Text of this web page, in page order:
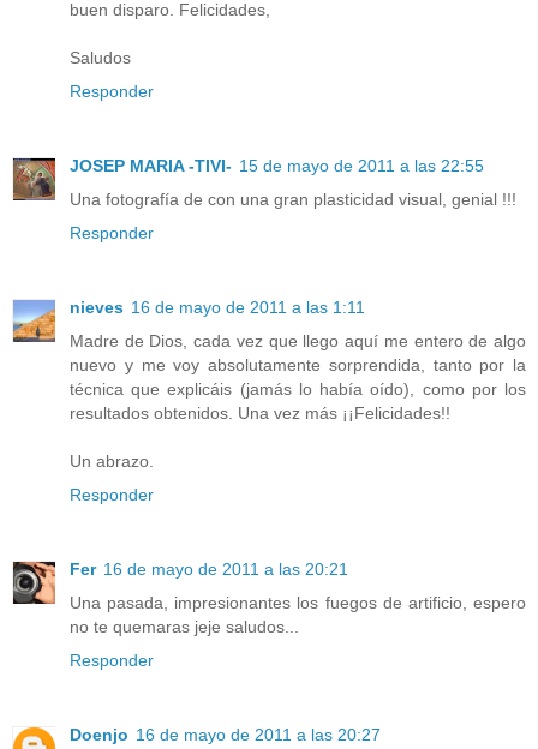
buen disparo. Felicidades,
Saludos
Responder
JOSEP MARIA -TIVI- 15 de mayo de 2011 a las 22:55
Una fotografía de con una gran plasticidad visual, genial !!!
Responder
nieves 16 de mayo de 2011 a las 1:11
Madre de Dios, cada vez que llego aquí me entero de algo
nuevo y me voy absolutamente sorprendida, tanto por la
técnica que explicáis (jamás lo había oído), como por los
resultados obtenidos. Una vez más ¡¡Felicidades!!
Un abrazo.
Responder
Fer 16 de mayo de 2011 a las 20:21
Una pasada, impresionantes los fuegos de artificio, espero
no te quemaras jeje saludos...
Responder
Doenjo 16 de mayo de 2011 a las 20:27